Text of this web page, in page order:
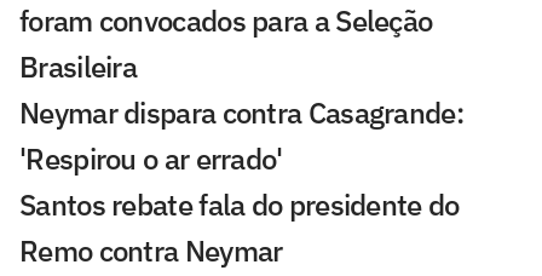
foram convocados para a Seleção
Brasileira
Neymar dispara contra Casagrande:
'Respirou o ar errado'
Santos rebate fala do presidente do
Remo contra Neymar